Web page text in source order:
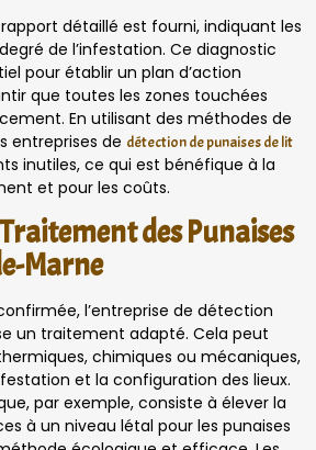
rapport détaillé est fourni, indiquant les
de l’infestation. Ce diagnostic
pour établir un plan d’action
que toutes les zones touchées
En utilisant des méthodes de
entreprises de détection de punaises de lit
inutiles, ce qui est bénéfique à la
et pour les coûts.
des Punaises
Marne
l’entreprise de détection
un traitement adapté. Cela peut
chimiques ou mécaniques,
et la configuration des lieux.
par exemple, consiste à élever la
à un niveau létal pour les punaises